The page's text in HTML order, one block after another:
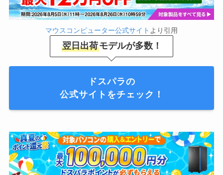
マウスコンピューター公式サイト より引用
翌日出荷モデルが多数！
ドスパラの
公式サイトをチェック！